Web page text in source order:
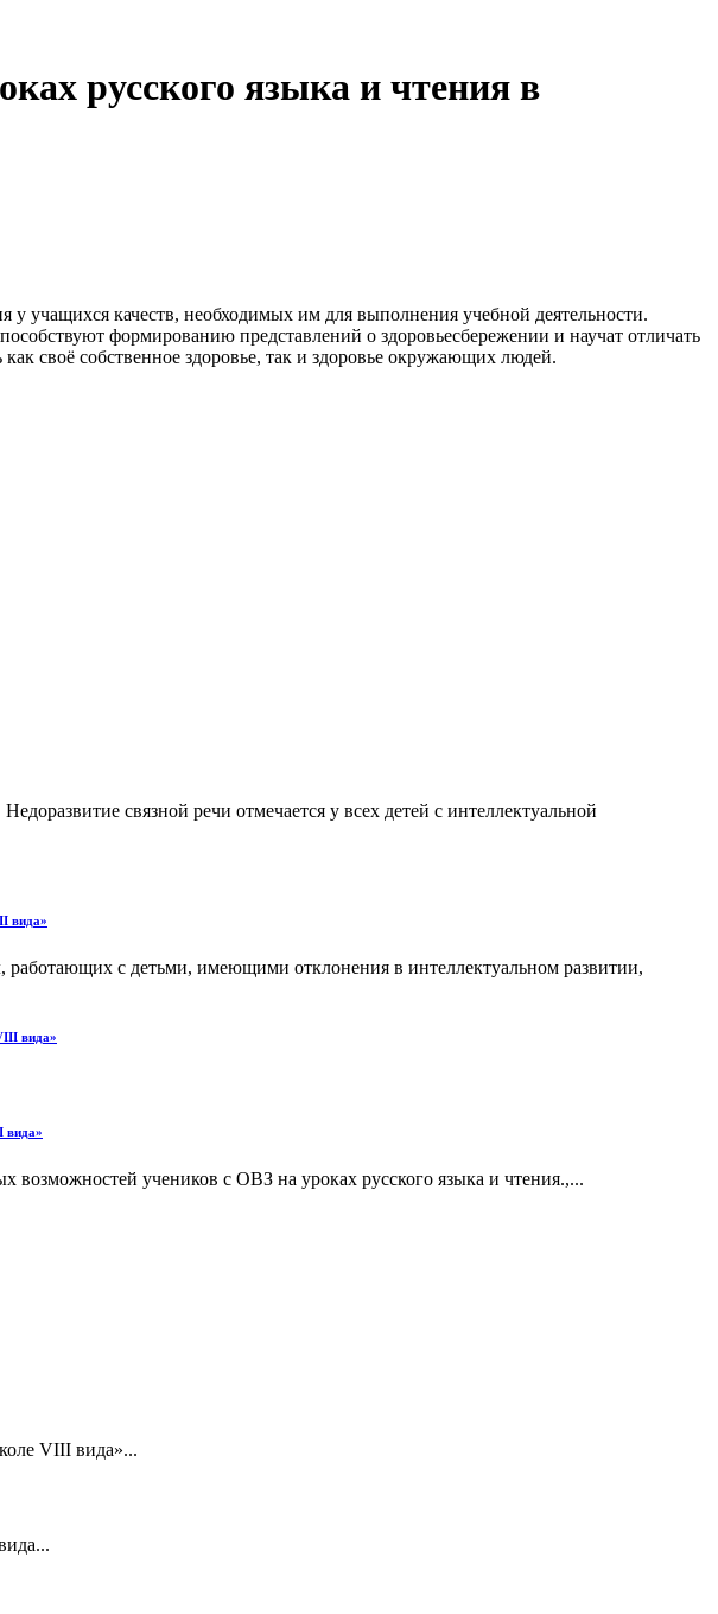
русского языка и чтения в
учащихся качеств, необходимых им для выполнения учебной деятельности.
формированию представлений о здоровьесбережении и научат отличать
своё собственное здоровье, так и здоровье окружающих людей.
связной речи отмечается у всех детей с интеллектуальной
вида»
с детьми, имеющими отклонения в интеллектуальном развитии,
вида»
вида»
возможностей учеников с ОВЗ на уроках русского языка и чтения.,...
VIII вида»...